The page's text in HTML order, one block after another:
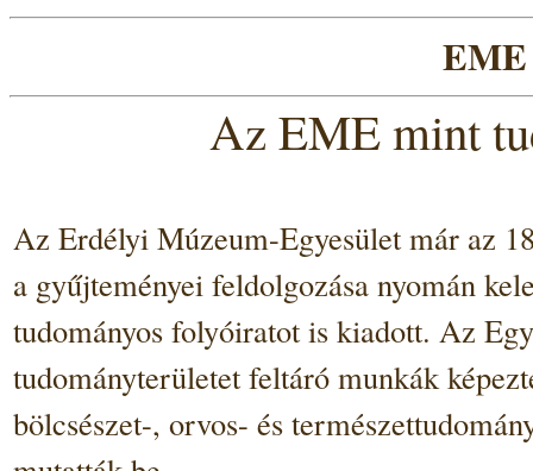
Az EME mint
Az Erdélyi Múzeum-Egyesület már az
a gyűjteményei feldolgozása nyomán
tudományos folyóiratot is kiadott. Az
tudományterületet feltáró munkák
bölcsészet-, orvos- és